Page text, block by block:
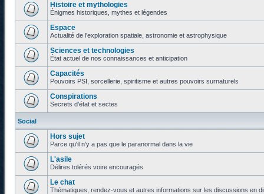
Histoire et mythologies
Énigmes historiques, mythes et légendes
Espace
Actualité de l'exploration spatiale, astronomie et astrophysique
Sciences et technologies
État actuel de nos connaissances et anticipation
Capacités
Pouvoirs PSI, sorcellerie, spiritisme et autres pouvoirs surnaturels
Conspirations
Secrets d'état et sectes
Social
Hors sujet
Parce qu'il n'y a pas que le paranormal dans la vie
L'asile
Délires tolérés voire encouragés
Le chat
Thématiques, rendez-vous et autres informations sur les discussions en